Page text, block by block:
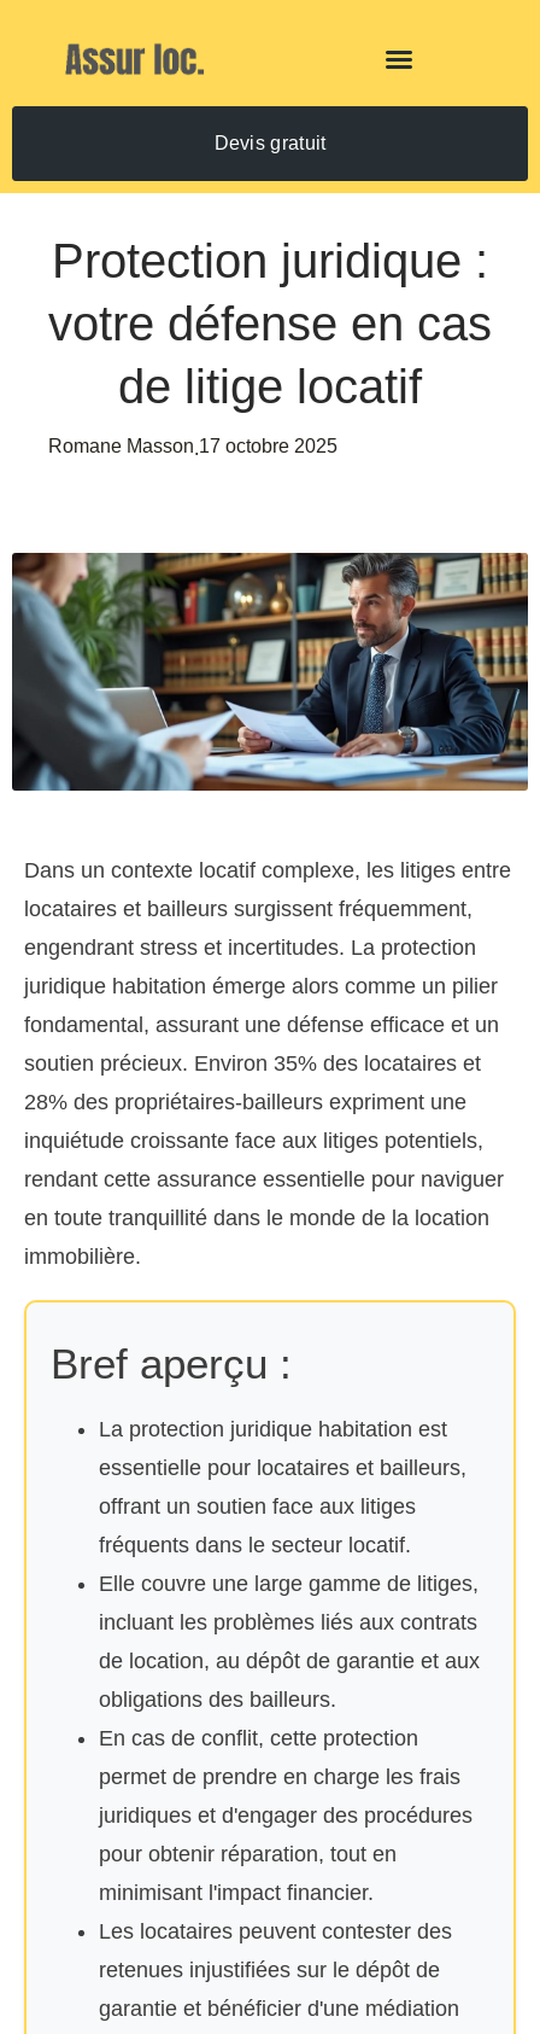
Devis gratuit
Protection juridique :
votre défense en cas
de litige locatif
Romane Masson.17 octobre 2025
Dans un contexte locatif complexe, les litiges entre
locataires et bailleurs surgissent fréquemment,
engendrant stress et incertitudes. La protection
juridique habitation émerge alors comme un pilier
fondamental, assurant une défense efficace et un
soutien précieux. Environ 35% des locataires et
28% des propriétaires-bailleurs expriment une
inquiétude croissante face aux litiges potentiels,
rendant cette assurance essentielle pour naviguer
en toute tranquillité dans le monde de la location
immobilière.
Bref aperçu :
La protection juridique habitation est
essentielle pour locataires et bailleurs,
offrant un soutien face aux litiges
fréquents dans le secteur locatif.
Elle couvre une large gamme de litiges,
incluant les problèmes liés aux contrats
de location, au dépôt de garantie et aux
obligations des bailleurs.
En cas de conflit, cette protection
permet de prendre en charge les frais
juridiques et d'engager des procédures
pour obtenir réparation, tout en
minimisant l'impact financier.
Les locataires peuvent contester des
retenues injustifiées sur le dépôt de
garantie et bénéficier d'une médiation